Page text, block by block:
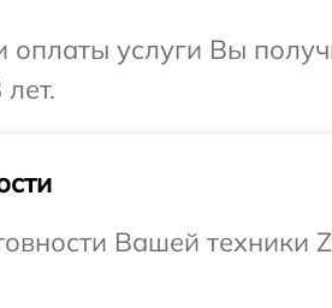
оплаты услуги Вы
Вашей техники